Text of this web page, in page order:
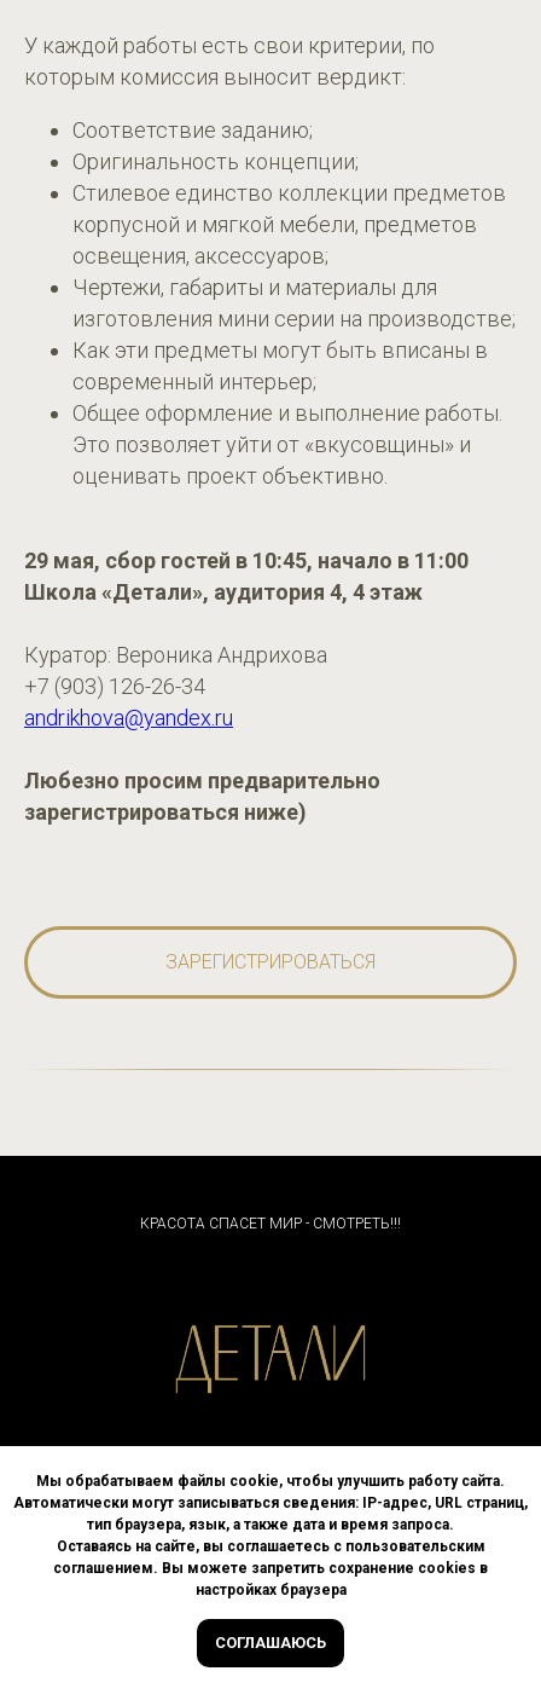
Мы обрабатываем файлы cookie, чтобы улучшить работу сайта.
Автоматически могут записываться сведения: IP-адрес, URL страниц,
тип браузера, язык, а также дата и время запроса.
Оставаясь на сайте, вы соглашаетесь с пользовательским
соглашением. Вы можете запретить сохранение cookies в
настройках браузера
СОГЛАШАЮСЬ
У каждой работы есть свои критерии, по
которым комиссия выносит вердикт:
Соответствие заданию;
Оригинальность концепции;
Стилевое единство коллекции предметов
корпусной и мягкой мебели, предметов
освещения, аксессуаров;
Чертежи, габариты и материалы для
изготовления мини серии на производстве;
Как эти предметы могут быть вписаны в
современный интерьер;
Общее оформление и выполнение работы.
Это позволяет уйти от «вкусовщины» и
оценивать проект объективно.
29 мая, сбор гостей в 10:45, начало в 11:00
Школа «Детали», аудитория 4, 4 этаж
Куратор: Вероника Андрихова
+7 (903) 126-26-34
andrikhova@yandex.ru
Любезно просим предварительно
зарегистрироваться ниже)
ЗАРЕГИСТРИРОВАТЬСЯ
КРАСОТА СПАСЕТ МИР - СМОТРЕТЬ!!!
ШКОЛА ДИЗАЙНА
ДЕТАЛИ АРТ
8 495 690 45 15
г. Москва, улица Спиридоновка, д. 4
Политика АНО ДПО «ВЫСШАЯ ШКОЛА ДИЗАЙНА «ДЕТАЛИ»
в отношении обработки персональных данных